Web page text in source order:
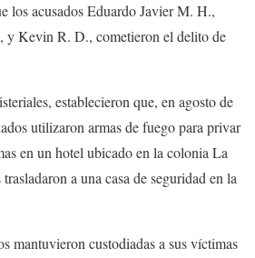
los acusados Eduardo Javier M. H.,
Kevin R. D., cometieron el delito de
establecieron que, en agosto de
utilizaron armas de fuego para privar
en un hotel ubicado en la colonia La
a una casa de seguridad en la
mantuvieron custodiadas a sus víctimas